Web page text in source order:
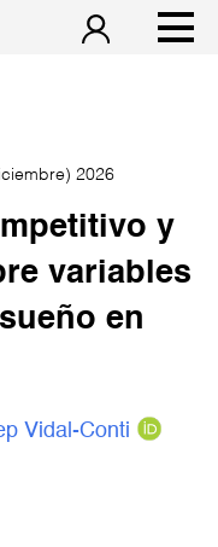
2026
y
variables
en
Vidal-Conti